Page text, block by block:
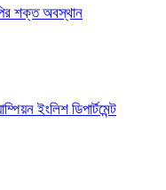
শক্ত অবস্থান
ইংলিশ ডিপার্টমেন্ট